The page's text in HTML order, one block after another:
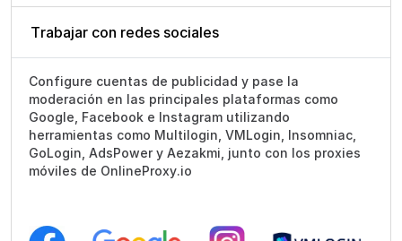
Trabajar con redes sociales
Configure cuentas de publicidad y pase la
moderación en las principales plataformas como
Google, Facebook e Instagram utilizando
herramientas como Multilogin, VMLogin, Insomniac,
GoLogin, AdsPower y Aezakmi, junto con los proxies
móviles de OnlineProxy.io